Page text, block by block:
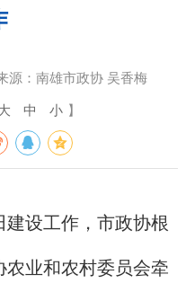
源： 南雄市政协 吴香梅
中 小 】
设工作，市政协根
业和农村委员会牵